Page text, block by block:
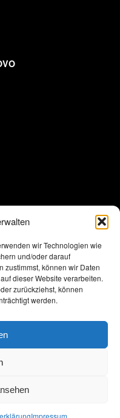
wir Technologien wie
und/oder darauf
zustimmst, können wir Daten
dieser Website verarbeiten.
zurückziehst, können
werden.
Impressum
Cookies zu
zu aktivieren
und deutschen